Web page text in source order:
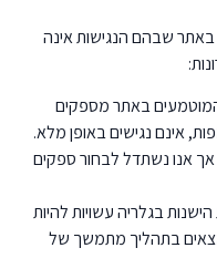
באתר שבהם הנגישות אינה
המוטמעים באתר מספקים
אינם נגישים באופן מלא.
אך אנו נשתדל לבחור ספקים
בגלריה עשויות להיות
בתהליך מתמשך של